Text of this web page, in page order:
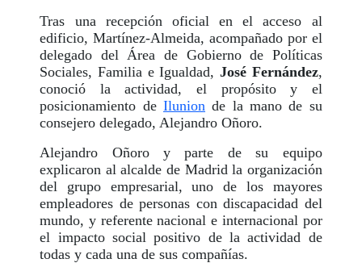
Tras una recepción oficial en el acceso al
edificio, Martínez-Almeida, acompañado por el
delegado del Área de Gobierno de Políticas
Sociales, Familia e Igualdad, José Fernández,
conoció la actividad, el propósito y el
posicionamiento de Ilunion de la mano de su
consejero delegado, Alejandro Oñoro.
Alejandro Oñoro y parte de su equipo
explicaron al alcalde de Madrid la organización
del grupo empresarial, uno de los mayores
empleadores de personas con discapacidad del
mundo, y referente nacional e internacional por
el impacto social positivo de la actividad de
todas y cada una de sus compañías.